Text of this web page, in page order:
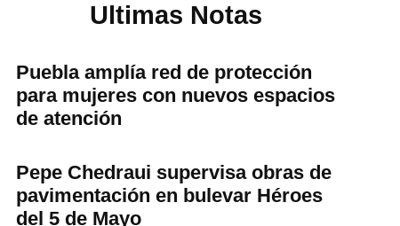
Ultimas Notas
Puebla amplía red de protección
para mujeres con nuevos espacios
de atención
Pepe Chedraui supervisa obras de
pavimentación en bulevar Héroes
del 5 de Mayo